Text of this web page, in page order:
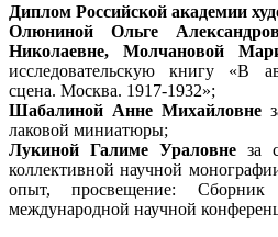
Диплом Российской академии
Олюниной Ольге
Николаевне, Молчановой
исследовательскую книгу «В
сцена. Москва. 1917-1932»;
Шабалиной Анне Михайловне
лаковой миниатюры;
Лукиной Галиме Ураловне за
коллективной научной
опыт, просвещение:
международной научной